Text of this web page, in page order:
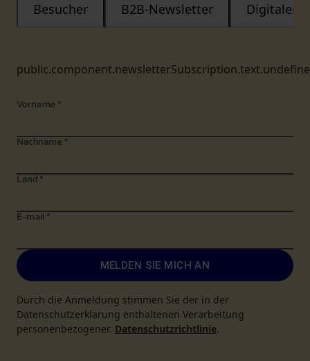
Besucher B2B-Newsletter Digitaler
Vorname *
Nachname *
Land *
E-mail *
MELDEN SIE MICH AN
Durch die Anmeldung stimmen Sie der in der
Datenschutzerklärung enthaltenen Verarbeitung
personenbezogener. Datenschutzrichtlinie.